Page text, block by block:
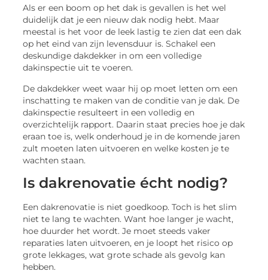
Als er een boom op het dak is gevallen is het wel
duidelijk dat je een nieuw dak nodig hebt. Maar
meestal is het voor de leek lastig te zien dat een dak
op het eind van zijn levensduur is. Schakel een
deskundige dakdekker in om een volledige
dakinspectie uit te voeren.
De dakdekker weet waar hij op moet letten om een
inschatting te maken van de conditie van je dak. De
dakinspectie resulteert in een volledig en
overzichtelijk rapport. Daarin staat precies hoe je dak
eraan toe is, welk onderhoud je in de komende jaren
zult moeten laten uitvoeren en welke kosten je te
wachten staan.
Is dakrenovatie écht nodig?
Een dakrenovatie is niet goedkoop. Toch is het slim
niet te lang te wachten. Want hoe langer je wacht,
hoe duurder het wordt. Je moet steeds vaker
reparaties laten uitvoeren, en je loopt het risico op
grote lekkages, wat grote schade als gevolg kan
hebben.